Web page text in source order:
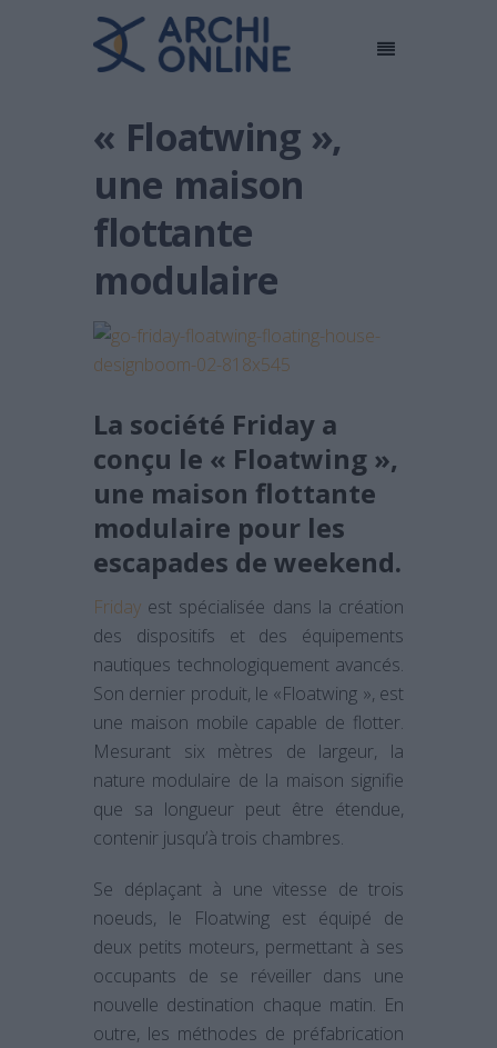
« Floatwing »,
une maison
flottante
modulaire
La société Friday a
conçu le « Floatwing »,
une maison flottante
modulaire pour les
escapades de weekend.
Friday est spécialisée dans la création
des dispositifs et des équipements
nautiques technologiquement avancés.
Son dernier produit, le «Floatwing », est
une maison mobile capable de flotter.
Mesurant six mètres de largeur, la
nature modulaire de la maison signifie
que sa longueur peut être étendue,
contenir jusqu’à trois chambres.
Se déplaçant à une vitesse de trois
noeuds, le Floatwing est équipé de
deux petits moteurs, permettant à ses
occupants de se réveiller dans une
nouvelle destination chaque matin. En
outre, les méthodes de préfabrication